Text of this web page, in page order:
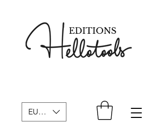
EUR (€)